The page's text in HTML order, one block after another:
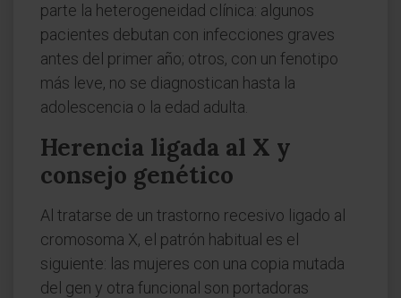
parte la heterogeneidad clínica: algunos
pacientes debutan con infecciones graves
antes del primer año; otros, con un fenotipo
más leve, no se diagnostican hasta la
adolescencia o la edad adulta.
Herencia ligada al X y
consejo genético
Al tratarse de un trastorno recesivo ligado al
cromosoma X, el patrón habitual es el
siguiente: las mujeres con una copia mutada
del gen y otra funcional son portadoras